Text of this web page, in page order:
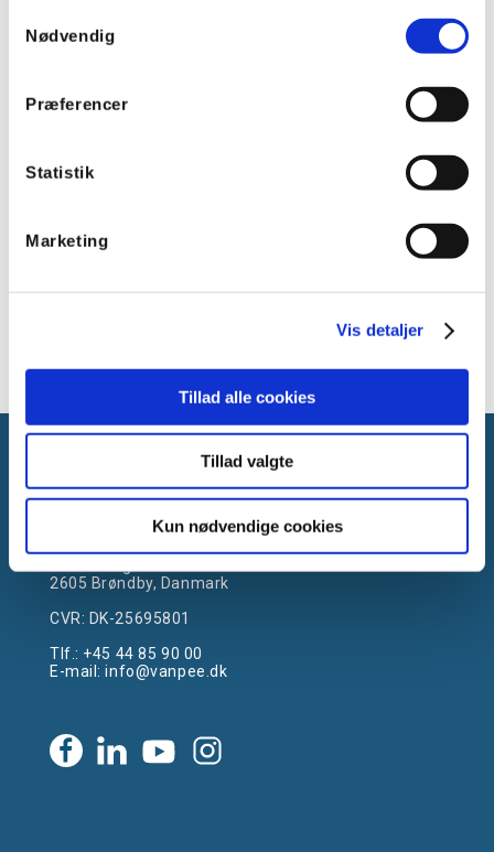
Nødvendig
Præferencer
Statistik
Marketing
Vis detaljer
Tillad alle cookies
Tillad valgte
Kun nødvendige cookies
Socomec S1 håndtag til
Socomec aksel til
håndtag 8x8, 200mm
2605 Brøndby, Danmark
CVR: DK-25695801
Tlf.: +45 44 85 90 00
E-mail:info@vanpee.dk